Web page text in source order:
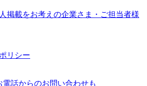
掲載をお考えの企業さま・ご担当者様
リシー